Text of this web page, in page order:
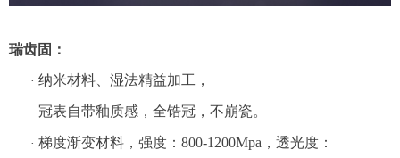
瑞齿固：
· 纳米材料、湿法精益加工，
· 冠表自带釉质感，全锆冠，不崩瓷。
· 梯度渐变材料，强度：800-1200Mpa，透光度：